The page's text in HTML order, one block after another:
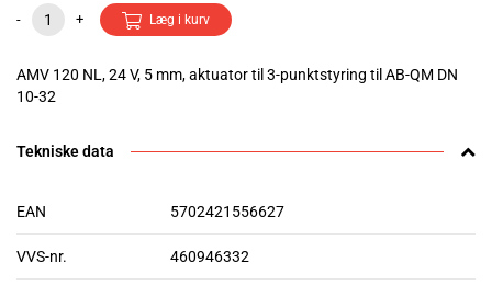
- + Læg i kurv
AMV 120 NL, 24 V, 5 mm, aktuator til 3-punktstyring til AB-QM DN
10-32
Tekniske data
EAN 5702421556627
VVS-nr. 460946332